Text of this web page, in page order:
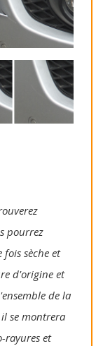
pourrez
sèche et
d'origine et
de la
se montrera
rayures et